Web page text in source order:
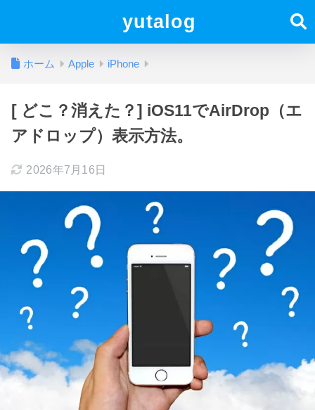
yutalog
ホーム Apple iPhone
[ どこ？消えた？] iOS11でAirDrop（エ
アドロップ）表示方法。
2026年7月16日